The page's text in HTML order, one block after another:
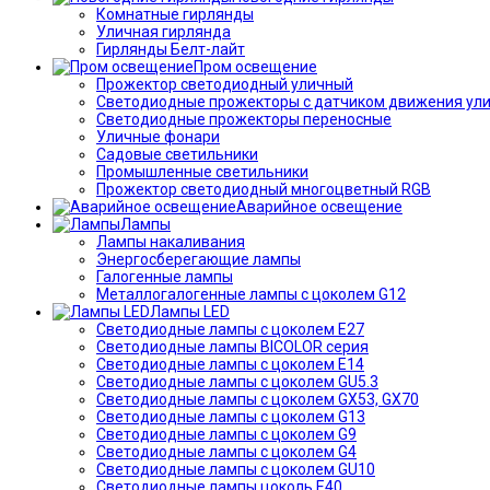
Комнатные гирлянды
Уличная гирлянда
Гирлянды Белт-лайт
Пром освещение
Прожектор светодиодный уличный
Светодиодные прожекторы с датчиком движения
Светодиодные прожекторы переносные
Уличные фонари
Садовые светильники
Промышленные светильники
Прожектор светодиодный многоцветный RGB
Аварийное освещение
Лампы
Лампы накаливания
Энергосберегающие лампы
Галогенные лампы
Металлогалогенные лампы с цоколем G12
Лампы LED
Светодиодные лампы с цоколем E27
Светодиодные лампы BICOLOR серия
Светодиодные лампы с цоколем E14
Светодиодные лампы с цоколем GU5.3
Светодиодные лампы с цоколем GX53, GX70
Светодиодные лампы с цоколем G13
Светодиодные лампы с цоколем G9
Светодиодные лампы с цоколем G4
Светодиодные лампы с цоколем GU10
Светодиодные лампы цоколь Е40